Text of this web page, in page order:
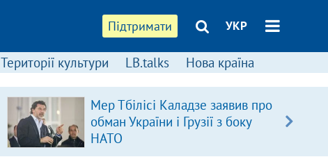
Підтримати УКР
Території культури LB.talks Нова країна
Мер Тбілісі Каладзе заявив про
обман України і Грузії з боку
НАТО